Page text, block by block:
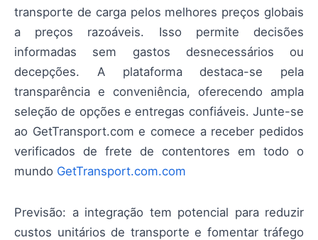
transporte de carga pelos melhores preços globais
a preços razoáveis. Isso permite decisões
informadas sem gastos desnecessários ou
decepções. A plataforma destaca-se pela
transparência e conveniência, oferecendo ampla
seleção de opções e entregas confiáveis. Junte-se
ao GetTransport.com e comece a receber pedidos
verificados de frete de contentores em todo o
mundo GetTransport.com.com
Previsão: a integração tem potencial para reduzir
custos unitários de transporte e fomentar tráfego